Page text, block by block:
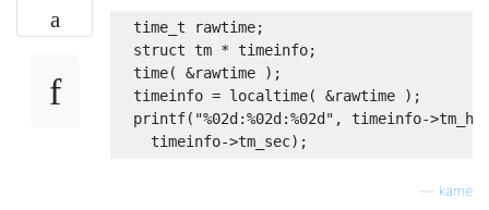
time_t rawtime;
struct tm * timeinfo;
  time
( &rawtime
);
  timeinfo
= localtime( &rawtime
);
  printf
( "%02d:%02d:%02d" , timeinfo->
    timeinfo
->tm_sec);
kame